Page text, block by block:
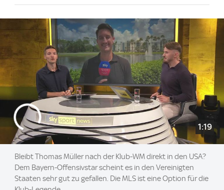
1:19
Bleibt Thomas Müller nach der Klub-WM direkt in den USA?
Dem Bayern-Offensivstar scheint es in den Vereinigten
Staaten sehr gut zu gefallen. Die MLS ist eine Option für die